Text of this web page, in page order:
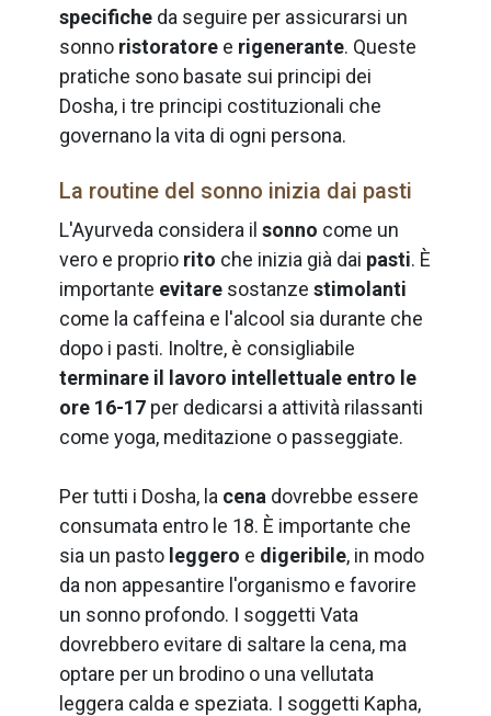
OFFERTE
specifiche da seguire per assicurarsi un
sonno ristoratore e rigenerante. Queste
pratiche sono basate sui principi dei
Dosha, i tre principi costituzionali che
governano la vita di ogni persona.
La routine del sonno inizia dai pasti
L'Ayurveda considera il sonno come un
vero e proprio rito che inizia già dai pasti. È
importante evitare sostanze stimolanti
come la caffeina e l'alcool sia durante che
dopo i pasti. Inoltre, è consigliabile
terminare il lavoro intellettuale entro le
ore 16-17 per dedicarsi a attività rilassanti
come yoga, meditazione o passeggiate.
Per tutti i Dosha, la cena dovrebbe essere
consumata entro le 18. È importante che
sia un pasto leggero e digeribile, in modo
da non appesantire l'organismo e favorire
un sonno profondo. I soggetti Vata
dovrebbero evitare di saltare la cena, ma
optare per un brodino o una vellutata
leggera calda e speziata. I soggetti Kapha,